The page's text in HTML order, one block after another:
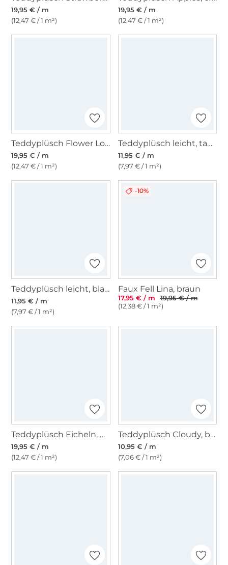
19,95 € / m
(12,47 € / 1 m²)
19,95 € / m
(12,47 € / 1 m²)
Teddyplüsch Flower Love, beige
19,95 € / m
(12,47 € / 1 m²)
Teddyplüsch leicht, taupe
11,95 € / m
(7,97 € / 1 m²)
Teddyplüsch leicht, blassgrün
11,95 € / m
(7,97 € / 1 m²)
-10%
Faux Fell Lina, braun
17,95 € / m
19,95 € / m
(12,38 € / 1 m²)
Teddyplüsch Eicheln, beige
19,95 € / m
(12,47 € / 1 m²)
Teddyplüsch Cloudy, beige
10,95 € / m
(7,06 € / 1 m²)